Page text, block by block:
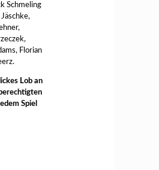
Schmeling
Jäschke,
Florian
Lob an
Spiel